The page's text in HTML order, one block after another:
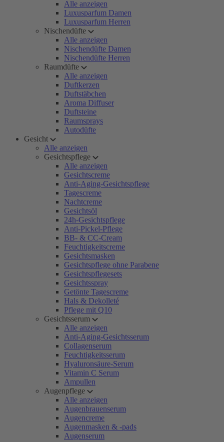
Alle anzeigen
Luxusparfum Damen
Luxusparfum Herren
Nischendüfte
Alle anzeigen
Nischendüfte Damen
Nischendüfte Herren
Raumdüfte
Alle anzeigen
Duftkerzen
Duftstäbchen
Aroma Diffuser
Duftsteine
Raumsprays
Autodüfte
Gesicht
Alle anzeigen
Gesichtspflege
Alle anzeigen
Gesichtscreme
Anti-Aging-Gesichtspflege
Tagescreme
Nachtcreme
Gesichtsöl
24h-Gesichtspflege
Anti-Pickel-Pflege
BB- & CC-Cream
Feuchtigkeitscreme
Gesichtsmasken
Gesichtspflege ohne Parabene
Gesichtspflegesets
Gesichtsspray
Getönte Tagescreme
Hals & Dekolleté
Pflege mit Q10
Gesichtsserum
Alle anzeigen
Anti-Aging-Gesichtsserum
Collagenserum
Feuchtigkeitsserum
Hyaluronsäure-Serum
Vitamin C Serum
Ampullen
Augenpflege
Alle anzeigen
Augenbrauenserum
Augencreme
Augenmasken & -pads
Augenserum